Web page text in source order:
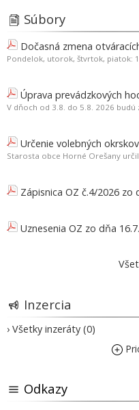
Súbory
Dočasná zmena
Pondelok, utorok, štvrtok, piatok:
Úprava prevádzkových
V dňoch od 3.8. do 5.8. 2026 budú
Určenie volebných
Starosta obce Horné Orešany
Zápisnica OZ č.4/2026 zo
Uznesenia OZ zo dňa
Inzercia
› Všetky inzeráty (0)
Odkazy